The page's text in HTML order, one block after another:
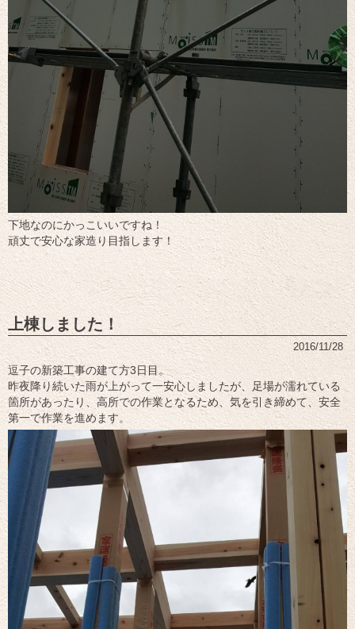
下地なのにかっこいいですね！
頑丈で安心な家造り目指します！
上棟しました！
2016/11/28
逗子の新築工事の建て方3日目。
昨夜降り続いた雨が上がって一安心しましたが、足場が濡れている
箇所があったり、高所での作業となるため、気を引き締めて、安全
第一で作業を進めます。